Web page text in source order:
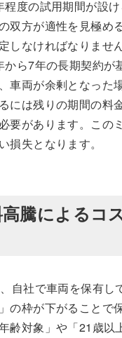
度の試用期間が設
双方が適性を見極め
しなければなりませ
から7年の長期契約が
車両が余剰となった
には残りの期間の料
要があります。この
損失となります。
騰によるコ
自社で車両を保有し
の枠が下がることで
齢対象」や「21歳以